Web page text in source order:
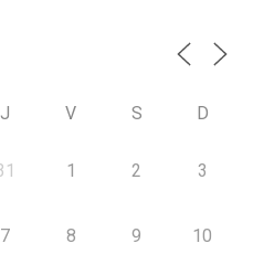
J V S D
1 2 3
7 8 9 10